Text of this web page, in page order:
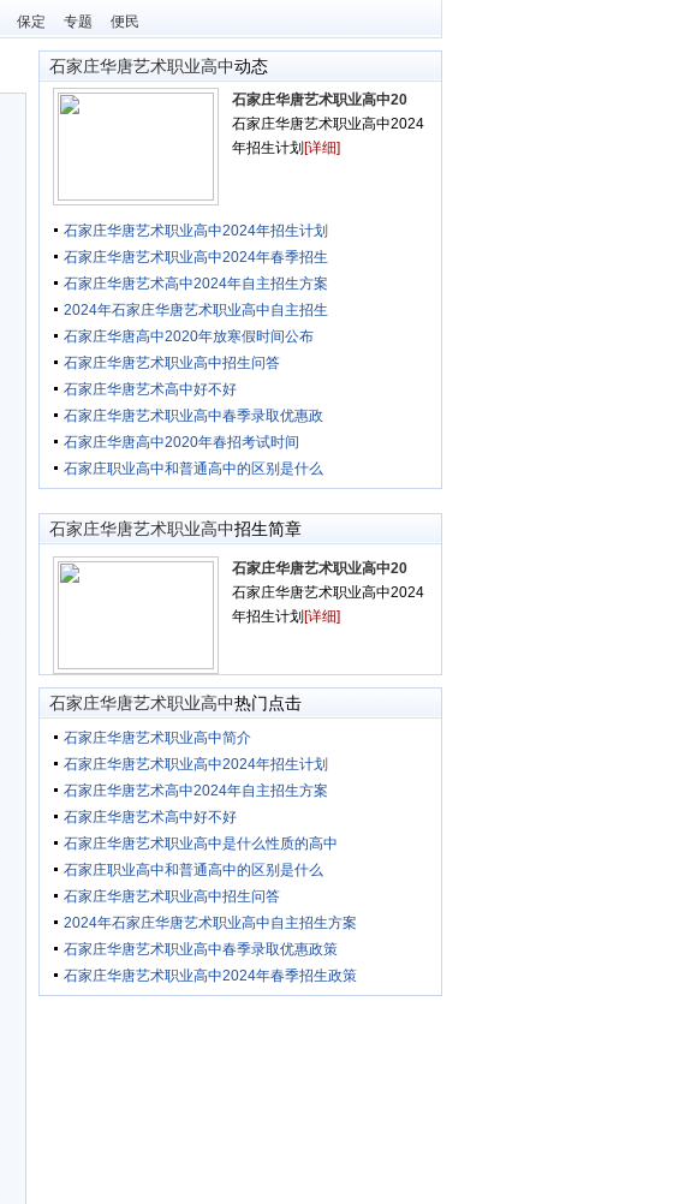
保定 专题 便民
石家庄华唐艺术职业高中动态
石家庄华唐艺术职业高中20
石家庄华唐艺术职业高中2024
年招生计划 [详细]
石家庄华唐艺术职业高中2024年招生计划
石家庄华唐艺术职业高中2024年春季招生
石家庄华唐艺术高中2024年自主招生方案
2024年石家庄华唐艺术职业高中自主招生
石家庄华唐高中2020年放寒假时间公布
石家庄华唐艺术职业高中招生问答
石家庄华唐艺术高中好不好
石家庄华唐艺术职业高中春季录取优惠政
石家庄华唐高中2020年春招考试时间
石家庄职业高中和普通高中的区别是什么
石家庄华唐艺术职业高中招生简章
石家庄华唐艺术职业高中20
石家庄华唐艺术职业高中2024
年招生计划 [详细]
石家庄华唐艺术职业高中热门点击
石家庄华唐艺术职业高中简介
石家庄华唐艺术职业高中2024年招生计划
石家庄华唐艺术高中2024年自主招生方案
石家庄华唐艺术高中好不好
石家庄华唐艺术职业高中是什么性质的高中
石家庄职业高中和普通高中的区别是什么
石家庄华唐艺术职业高中招生问答
2024年石家庄华唐艺术职业高中自主招生方案
石家庄华唐艺术职业高中春季录取优惠政策
石家庄华唐艺术职业高中2024年春季招生政策